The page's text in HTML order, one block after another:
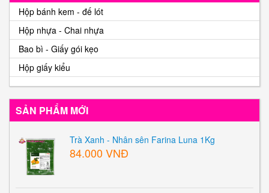
Hộp bánh kem - đế lót
Hộp nhựa - Chai nhựa
Bao bì - Giấy gói kẹo
Hộp giấy kiểu
SẢN PHẨM MỚI
Trà Xanh - Nhân sên Farina Luna 1Kg
84.000 VNĐ